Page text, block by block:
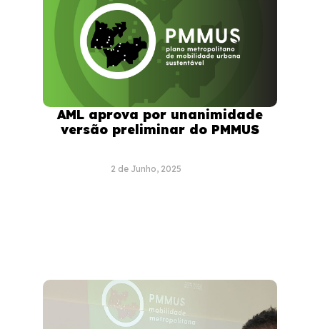
AML aprova por unanimidade
versão preliminar do PMMUS
2 de Junho, 2025